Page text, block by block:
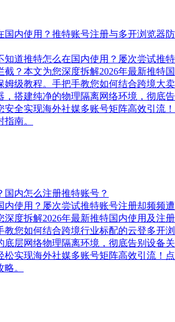
国内使用？推特账号注册与多开浏览器防
知道推特怎么在国内使用？屡次尝试推特
截？本文为您深度拆解2026年最新推特国
姆级教程。手把手教您如何结合跨境大卖
，搭建纯净的物理隔离网络环境，彻底告
全实现海外社媒多账号矩阵高效引流！
南。
内怎么注册推特账号？
内使用？屡次尝试推特账号注册却频频遭
深度拆解2026年最新推特国内使用及注册
教您如何结合跨境行业标配的云登多开浏
底层网络物理隔离环境，彻底告别设备关
松实现海外社媒多账号矩阵高效引流！点
。